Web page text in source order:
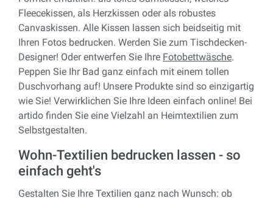
Fleecekissen, als Herzkissen oder als robustes
Canvaskissen. Alle Kissen lassen sich beidseitig mit
Ihren Fotos bedrucken. Werden Sie zum Tischdecken-
Designer! Oder entwerfen Sie Ihre Fotobettwäsche.
Peppen Sie Ihr Bad ganz einfach mit einem tollen
Duschvorhang auf! Unsere Produkte sind so einzigartig
wie Sie! Verwirklichen Sie Ihre Ideen einfach online! Bei
artido finden Sie eine Vielzahl an Heimtextilien zum
Selbstgestalten.
Wohn-Textilien bedrucken lassen - so
einfach geht's
Gestalten Sie Ihre Textilien ganz nach Wunsch: ob